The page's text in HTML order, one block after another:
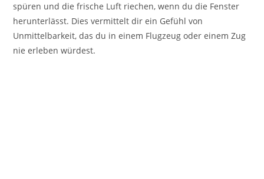
spüren und die frische Luft riechen, wenn du die Fenster
herunterlässt. Dies vermittelt dir ein Gefühl von
Unmittelbarkeit, das du in einem Flugzeug oder einem Zug
nie erleben würdest.